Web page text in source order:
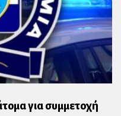
για συμμετοχή